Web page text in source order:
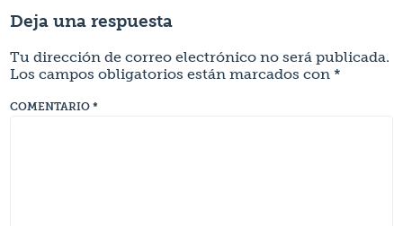
Deja una respuesta
Tu dirección de correo electrónico no será publicada.
Los campos obligatorios están marcados con*
COMENTARIO*